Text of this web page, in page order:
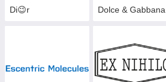
Di😉r Dolce & Gabbana